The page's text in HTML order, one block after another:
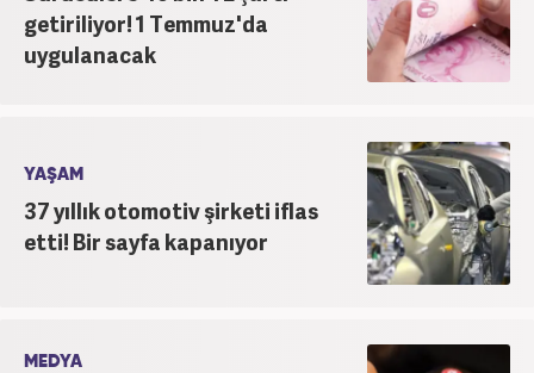
getiriliyor! 1 Temmuz'da
uygulanacak
YAŞAM
37 yıllık otomotiv şirketi iflas
etti! Bir sayfa kapanıyor
MEDYA